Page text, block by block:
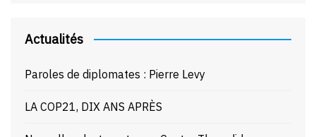
Actualités
Paroles de diplomates : Pierre Levy
LA COP21, DIX ANS APRÈS